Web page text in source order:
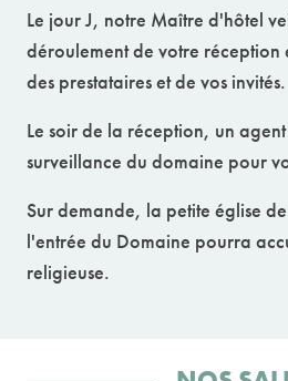
Le jour J, notre Maître d'hôtel
déroulement de votre réception
des prestataires et de vos invités.
Le soir de la réception, un
surveillance du domaine pour
Sur demande, la petite église
l'entrée du Domaine pourra
religieuse.